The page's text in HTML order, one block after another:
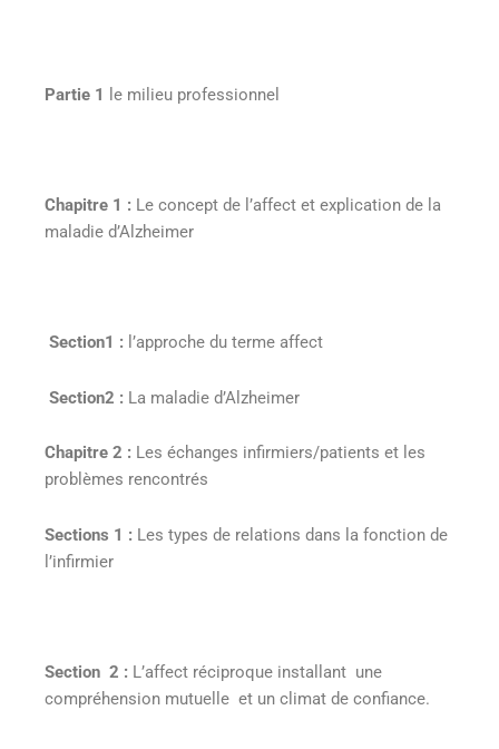
Partie 1 le milieu professionnel
Chapitre 1 : Le concept de l’affect et explication de la
maladie d’Alzheimer
Section1 : l’approche du terme affect
Section2 : La maladie d’Alzheimer
Chapitre 2 : Les échanges infirmiers/patients et les
problèmes rencontrés
Sections 1 : Les types de relations dans la fonction de
l’infirmier
Section 2 : L’affect réciproque installant une
compréhension mutuelle et un climat de confiance.